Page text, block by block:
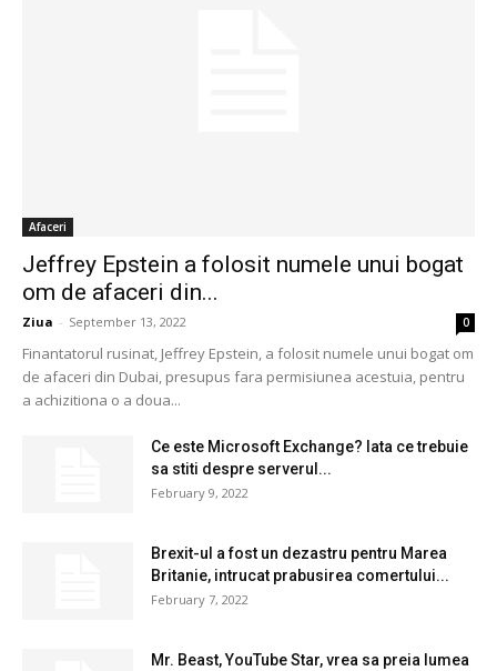
Afaceri
Jeffrey Epstein a folosit numele unui bogat
om de afaceri din...
Ziua - September 13, 2022 0
Finantatorul rusinat, Jeffrey Epstein, a folosit numele unui bogat om
de afaceri din Dubai, presupus fara permisiunea acestuia, pentru
a achizitiona o a doua...
Ce este Microsoft Exchange? Iata ce trebuie
sa stiti despre serverul...
February 9, 2022
Brexit-ul a fost un dezastru pentru Marea
Britanie, intrucat prabusirea comertului...
February 7, 2022
Mr. Beast, YouTube Star, vrea sa preia lumea